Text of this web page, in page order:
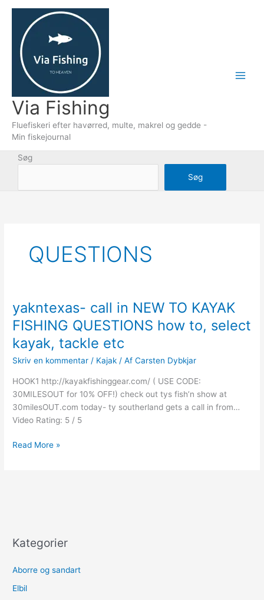
indholdet
Via Fishing
Fluefiskeri efter havørred, multe, makrel og gedde -
Min fiskejournal
Søg
Søg
QUESTIONS
yakntexas- call in NEW TO KAYAK
FISHING QUESTIONS how to, select
kayak, tackle etc
Skriv en kommentar / Kajak / AfCarsten Dybkjar
HOOK1 http://kayakfishinggear.com/ ( USE CODE:
30MILESOUT for 10% OFF!) check out tys fish’n show at
30milesOUT.com today- ty southerland gets a call in from…
Video Rating: 5 / 5
yakntexas-
how
select
kayak,
Read More »
Kategorier
Aborre og sandart
Elbil